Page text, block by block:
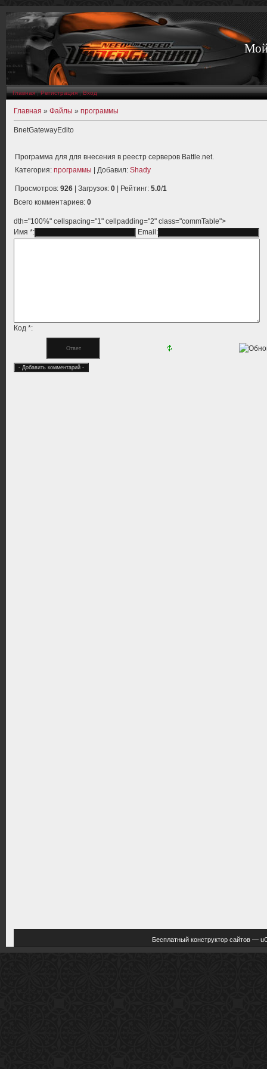
Мой
Главная|Регистрация|Вход
Главная » Файлы » программы
BnetGatewayEdito
Программа для для внесения в реестр серверов Battle.net.
Категория: программы Добавил: Shady
Просмотров: 926| Загрузок: 0| Рейтинг: 5.0/1
Всего комментариев: 0
dth="100%" cellspacing="1" cellpadding="2" class="commTable">
Имя *:
Email:
Код *:
Бесплатный конструктор сайтов —